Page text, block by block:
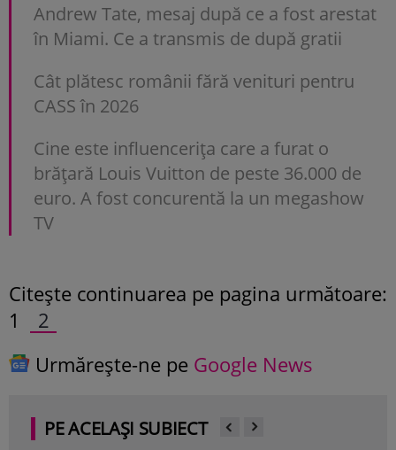
Andrew Tate, mesaj după ce a fost arestat
în Miami. Ce a transmis de după gratii
Cât plătesc românii fără venituri pentru
CASS în 2026
Cine este influencerița care a furat o
brățară Louis Vuitton de peste 36.000 de
euro. A fost concurentă la un megashow
TV
Citeşte continuarea pe pagina următoare:
1
2
Urmărește-ne pe Google News
PE ACELAȘI SUBIECT